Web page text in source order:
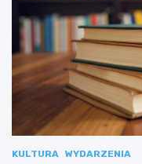
KULTURA WYDARZENIA